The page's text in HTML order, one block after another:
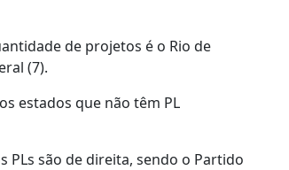
de projetos é o Rio de
(7).
estados que não têm PL
PLs são de direita, sendo o Partido